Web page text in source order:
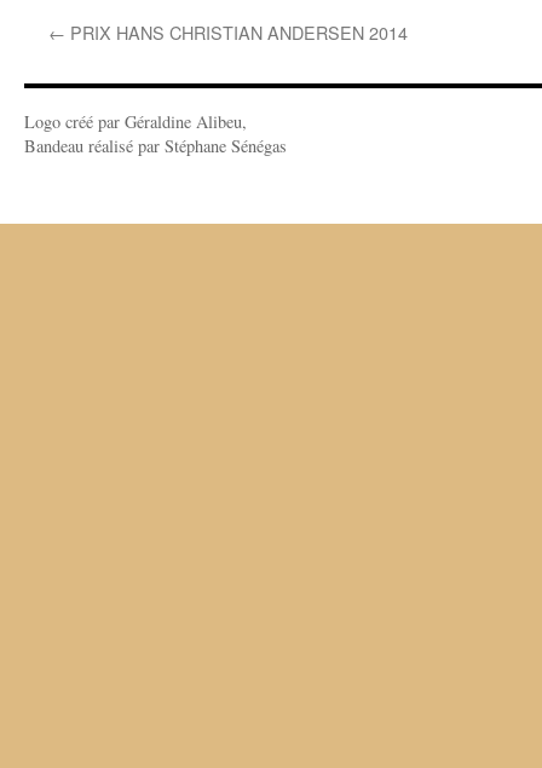
← PRIX HANS CHRISTIAN ANDERSEN 2014
Logo créé par Géraldine Alibeu,
Bandeau réalisé par Stéphane Sénégas